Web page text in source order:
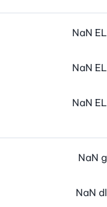
NaN EL
NaN EL
NaN EL
NaN g
NaN dl